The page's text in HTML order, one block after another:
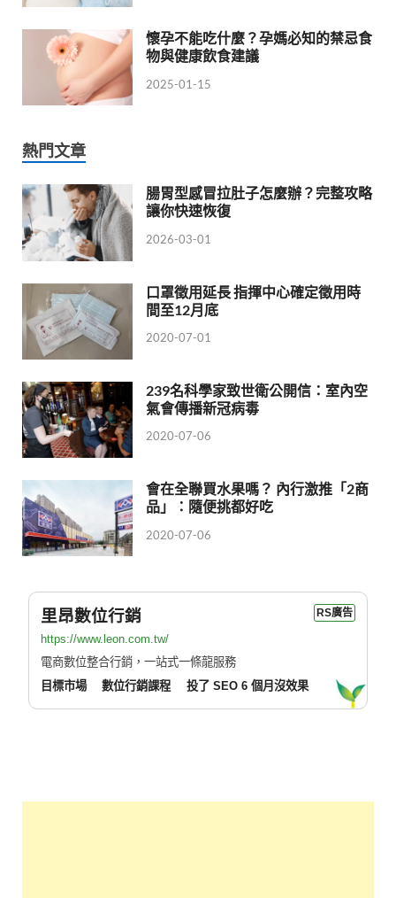
懷孕不能吃什麼？孕媽必知的禁忌食
物與健康飲食建議
2025-01-15
熱門文章
腸胃型感冒拉肚子怎麼辦？完整攻略
讓你快速恢復
2026-03-01
口罩徵用延長 指揮中心確定徵用時
間至12月底
2020-07-01
239名科學家致世衛公開信：室內空
氣會傳播新冠病毒
2020-07-06
會在全聯買水果嗎？ 內行激推「2商
品」：隨便挑都好吃
2020-07-06
里昂數位行銷 RS廣告
https://www.leon.com.tw/
電商數位整合行銷，一站式一條龍服務
目標市場
數位行銷課程 投了 SEO 6 個月沒效果